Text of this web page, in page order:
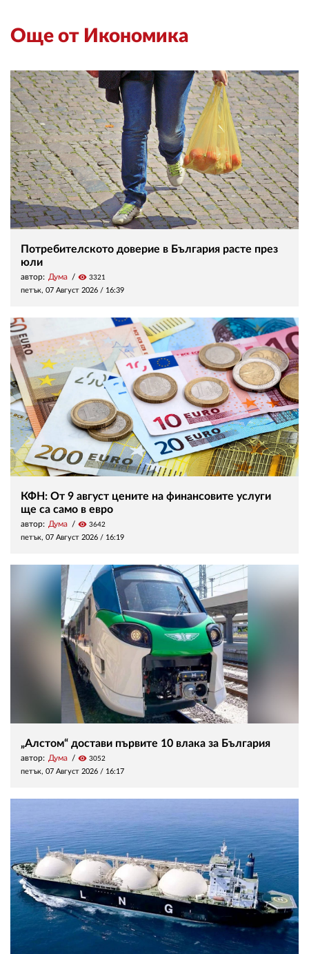
Още от Икономика
Потребителското доверие в България расте през
юли
автор: Дума visibility 3321
петък, 07 Август 2026 / 16:39
КФН: От 9 август цените на финансовите услуги
ще са само в евро
автор: Дума visibility 3642
петък, 07 Август 2026 / 16:19
„Алстом“ достави първите 10 влака за България
автор: Дума visibility 3052
петък, 07 Август 2026 / 16:17